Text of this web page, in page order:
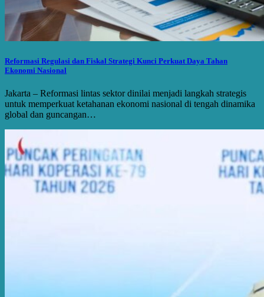
Reformasi Regulasi dan Fiskal Strategi Kunci Perkuat Daya Tahan
Ekonomi Nasional
Jakarta – Reformasi lintas sektor dinilai menjadi langkah strategis
untuk memperkuat ketahanan ekonomi nasional di tengah dinamika
global dan guncangan…